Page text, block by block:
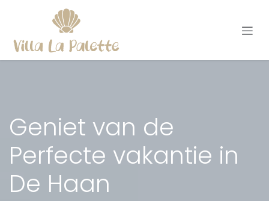
Overslaan naar inhoud
Geniet van de
Perfecte vakantie in
De Haan